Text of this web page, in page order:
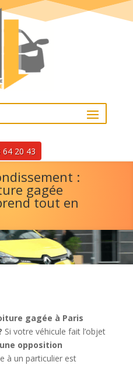
64 20 43
:
gagée
tout en
gagée à Paris
Si votre véhicule fait l’objet
opposition
à un particulier est